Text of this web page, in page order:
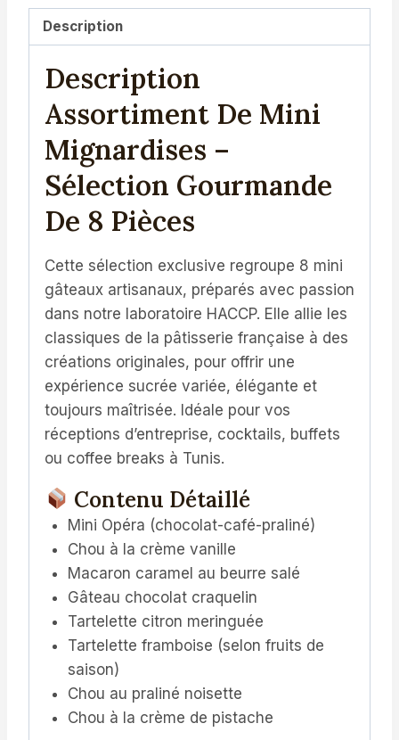
Description
Description
Assortiment De Mini
Mignardises –
Sélection Gourmande
De 8 Pièces
Cette sélection exclusive regroupe 8 mini
gâteaux artisanaux, préparés avec passion
dans notre laboratoire HACCP. Elle allie les
classiques de la pâtisserie française à des
créations originales, pour offrir une
expérience sucrée variée, élégante et
toujours maîtrisée. Idéale pour vos
réceptions d’entreprise, cocktails, buffets
ou coffee breaks à Tunis.
Contenu Détaillé
Mini Opéra (chocolat-café-praliné)
Chou à la crème vanille
Macaron caramel au beurre salé
Gâteau chocolat craquelin
Tartelette citron meringuée
Tartelette framboise (selon fruits de
saison)
Chou au praliné noisette
Chou à la crème de pistache